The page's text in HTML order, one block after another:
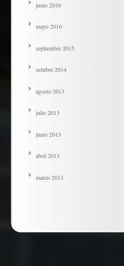
junio 2016
mayo 2016
septiembre 2015
octubre 2014
agosto 2013
julio 2013
junio 2013
abril 2013
marzo 2013